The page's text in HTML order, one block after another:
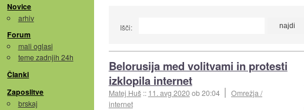
Novice
arhiv
Forum
mali oglasi
teme zadnjih 24h
Članki
Zaposlitve
brskaj
Išči:
Belorusija med volitvami in protesti
izklopila internet
Matej Huš :: 11. avg 2020ob 20:04
Omrežja /
internet